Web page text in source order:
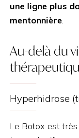
une ligne plus
mentonnière.
Au-delà du
Hyperhidrose
Le Botox est